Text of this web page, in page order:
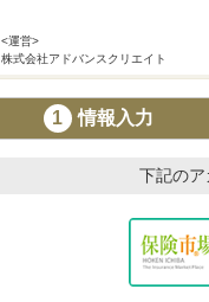
<運営>
株式会社アドバンスクリエイト
1 情報入力
下記のア